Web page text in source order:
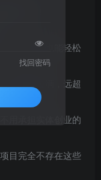
藏风口！
，普通人也能轻松
润直接拉满，远超
用承担实体创业的
目完全不存在这些
找回密码